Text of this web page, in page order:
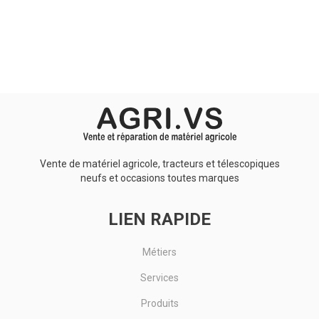
Vente de matériel agricole, tracteurs et télescopiques
neufs et occasions toutes marques
LIEN RAPIDE
Métiers
Services
Produits